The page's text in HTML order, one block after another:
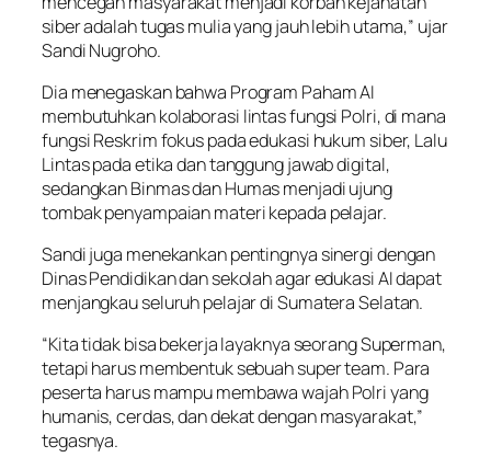
siber adalah tugas mulia yang jauh lebih utama,” ujar
Sandi Nugroho.
Dia menegaskan bahwa Program Paham AI
membutuhkan kolaborasi lintas fungsi Polri, di mana
fungsi Reskrim fokus pada edukasi hukum siber, Lalu
Lintas pada etika dan tanggung jawab digital,
sedangkan Binmas dan Humas menjadi ujung
tombak penyampaian materi kepada pelajar.
Sandi juga menekankan pentingnya sinergi dengan
Dinas Pendidikan dan sekolah agar edukasi AI dapat
menjangkau seluruh pelajar di Sumatera Selatan.
“Kita tidak bisa bekerja layaknya seorang Superman,
tetapi harus membentuk sebuah super team. Para
peserta harus mampu membawa wajah Polri yang
humanis, cerdas, dan dekat dengan masyarakat,”
tegasnya.